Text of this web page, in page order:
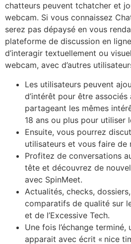
chatteurs peuvent tchatcher et
webcam. Si vous connaissez
serez pas dépaysé en vous
plateforme de discussion en
d’interagir textuellement ou
webcam, avec d’autres
Les utilisateurs peuvent
d’intérêt pour être associés
partageant les mêmes
18 ans ou plus pour utiliser
Ensuite, vous pourrez
utilisateurs et vous faire de
Profitez de conversations
tête et découvrez de
avec SpinMeet.
Actualités, checks,
comparatifs de qualité sur
et de l’Excessive Tech.
Une fois l’échange
apparait avec écrit « nice